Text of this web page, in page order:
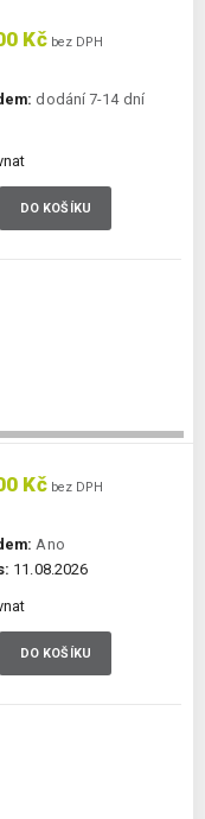
Kčbez DPH
dodání 7-14 dní
DO KOŠÍKU
Kčbez DPH
Ano
11.08.2026
DO KOŠÍKU